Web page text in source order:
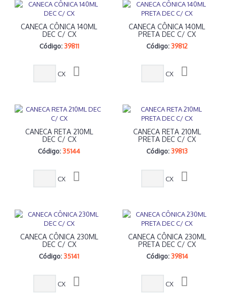
CANECA CÔNICA 140ML
DEC C/ CX
Código: 39811
CX
CANECA CÔNICA 140ML
PRETA DEC C/ CX
Código:39812
CX
CANECA RETA 210ML
DEC C/ CX
Código:35144
CX
CANECA RETA 210ML
PRETA DEC C/ CX
Código:39813
CX
CANECA CÔNICA 230ML
DEC C/ CX
Código:35141
CX
CANECA CÔNICA 230ML
PRETA DEC C/ CX
Código: 39814
CX